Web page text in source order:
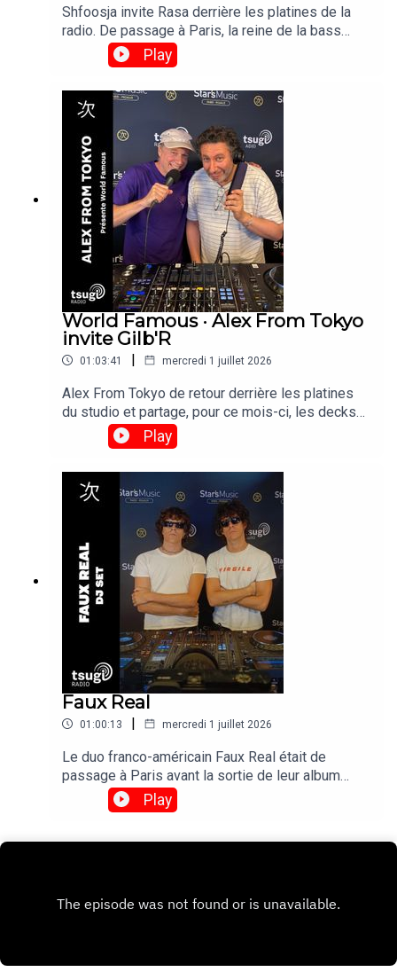
Shfoosja invite Rasa derrière les platines de la
radio. De passage à Paris, la reine de la bass
music de Bangalore, s'impose comme l'une des
DJ indiennes les plus en vue à l'international.
Play
World Famous · Alex From Tokyo
invite Gilb'R
01:03:41 | mercredi 1 juillet 2026
Alex From Tokyo de retour derrière les platines
du studio et partage, pour ce mois-ci, les decks
avec Gilb'r, DJ et fondateur du label Versatile.
Play
Faux Real
01:00:13 | mercredi 1 juillet 2026
Le duo franco-américain Faux Real était de
passage à Paris avant la sortie de leur album
"Poison Time" le 4 septembre. On en a profité
pour les inviter pour un DJ set exclusif avant de
Play